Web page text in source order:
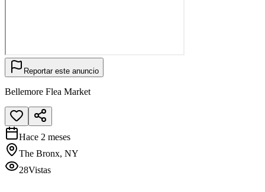
Reportar este anuncio
Bellemore Flea Market
Hace 2 meses
The Bronx, NY
28Vistas